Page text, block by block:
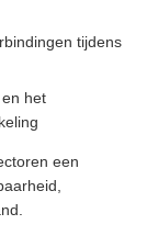
tijdens
het
een